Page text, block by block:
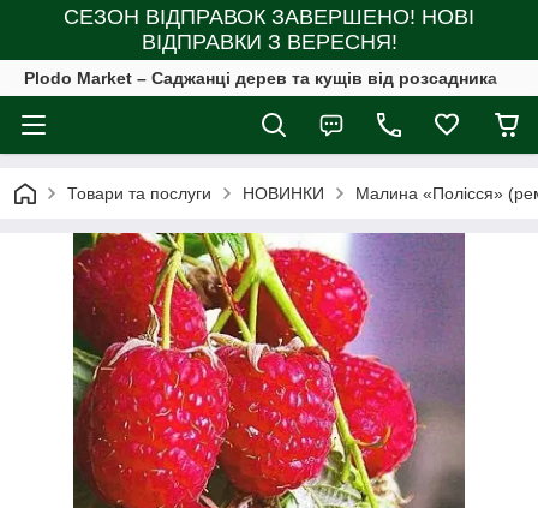
СЕЗОН ВІДПРАВОК ЗАВЕРШЕНО! НОВІ
ВІДПРАВКИ З ВЕРЕСНЯ!
Plodo Market – Саджанці дерев та кущів від розсадника
Товари та послуги НОВИНКИ Малина «Полісся»